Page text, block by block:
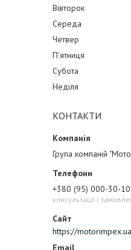
Вівторок
Середа
Четвер
Пʼятниця
Субота
Неділя
КОНТАКТИ
Група компаній
+380 (95) 000-30-10
консультації і
https://